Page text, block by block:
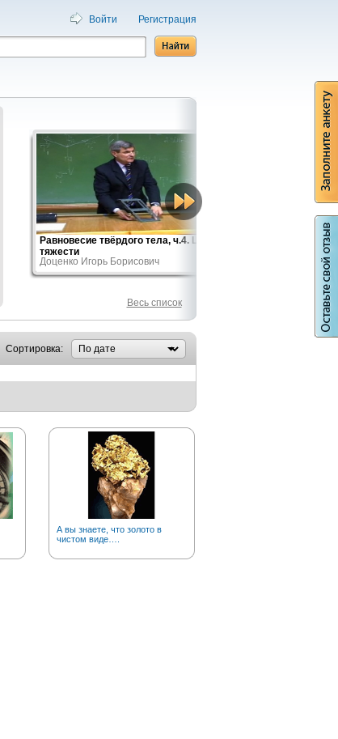
Войти Регистрация
Весь список
Равновесие твёрдого тела, ч.4. Центр
тяжести
Доценко Игорь Борисович
Сортировка:
А вы знаете, что золото в
чистом виде….